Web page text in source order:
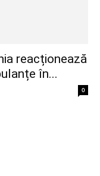
reacționează
în...
0